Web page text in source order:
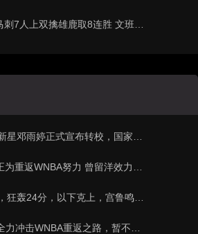
雄鹿取8连胜 文班23+15+6 卡斯尔22+10+10
式宣布转校，国家队未来或迎来锋线新力量
返WNBA努力 曾留洋效力纽约自由人
分，以下克上，宫鲁鸣或拿她代替李梦？
重返之路，暂不回归WCBA聚焦顶级赛场